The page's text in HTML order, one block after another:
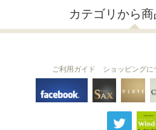
カテゴリから
THE SAX
ご利用ガイド ショッピングに